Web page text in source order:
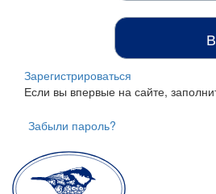
Зарегистрироваться
Если вы впервые на сайте,
Забыли пароль?